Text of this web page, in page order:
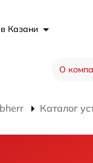
в Казани
О
Каталог